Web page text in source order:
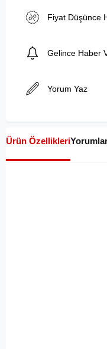
Fiyat Düşünce
Gelince Haber
Yorum Yaz
Ürün Özellikleri